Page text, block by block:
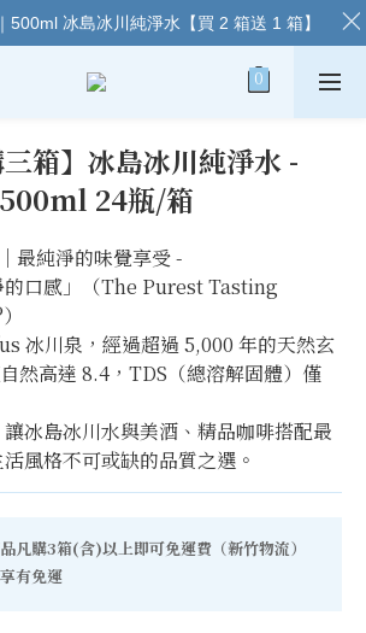
三箱】冰島冰川純淨水 -
500ml 24瓶/箱
最純淨的味覺享受 -
的口感」（The Purest Tasting
冰川泉，經過超過 5,000 年的天然玄
然高達 8.4，TDS（總溶解固體）僅
冰島冰川水與美酒、精品咖啡搭配最
風格不可或缺的品質之選。
凡購3箱(含)以上即可免運費（新竹物流）
有免運
500ml 冰島冰川純淨水【買 2 箱送 1 箱】